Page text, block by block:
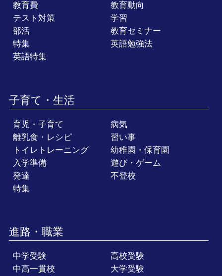
教育費
教育動向
テスト対策
学習
部活
教育セミナー
特集
英語勉強法
英語特集
子育て・生活
育児・子育て
病気
離乳食・レシピ
習い事
トイレトレーニング
幼稚園・保育園
入学準備
遊び・ゲーム
発達
不登校
特集
進路・職業
中学受験
高校受験
中高一貫校
大学受験